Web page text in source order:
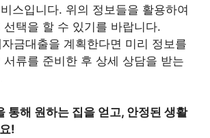
스입니다. 위의 정보들을 활용하여
선택을 할 수 있기를 바랍니다.
금대출을 계획한다면 미리 정보를
서류를 준비한 후 상세 상담을 받는
통해 원하는 집을 얻고, 안정된 생활
!